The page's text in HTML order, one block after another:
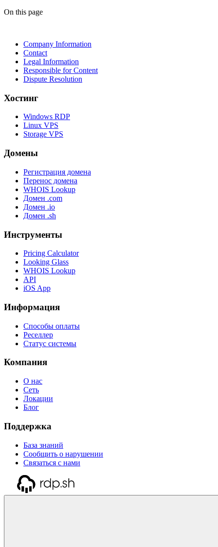
On this page
Company Information
Contact
Legal Information
Responsible for Content
Dispute Resolution
Хостинг
Windows RDP
Linux VPS
Storage VPS
Домены
Регистрация домена
Перенос домена
WHOIS Lookup
Домен .com
Домен .io
Домен .sh
Инструменты
Pricing Calculator
Looking Glass
WHOIS Lookup
API
iOS App
Информация
Способы оплаты
Реселлер
Статус системы
Компания
О нас
Сеть
Локации
Блог
Поддержка
База знаний
Сообщить о нарушении
Связаться с нами